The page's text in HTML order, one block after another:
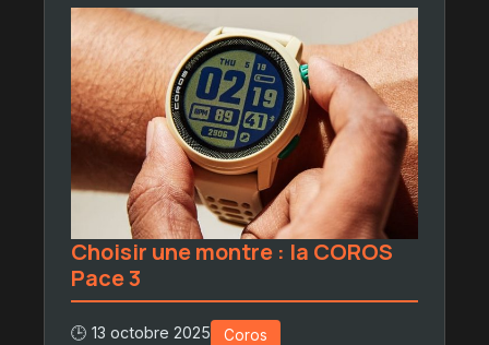
Choisir une montre : la COROS
Pace 3
🕒 13 octobre 2025 Coros